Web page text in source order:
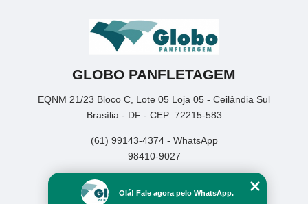
GLOBO PANFLETAGEM
EQNM 21/23 Bloco C, Lote 05 Loja 05 - Ceilândia Sul
Brasília - DF - CEP: 72215-583
(61) 99143-4374 - WhatsApp
98410-9027
Empresa
Olá! Fale agora pelo WhatsApp.